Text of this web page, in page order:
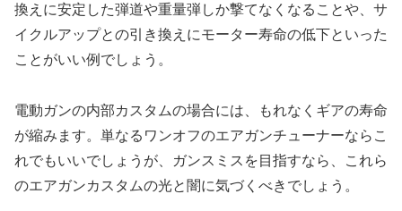
換えに安定した弾道や重量弾しか撃てなくなることや、サ
イクルアップとの引き換えにモーター寿命の低下といった
ことがいい例でしょう。
電動ガンの内部カスタムの場合には、もれなくギアの寿命
が縮みます。単なるワンオフのエアガンチューナーならこ
れでもいいでしょうが、ガンスミスを目指すなら、これら
のエアガンカスタムの光と闇に気づくべきでしょう。